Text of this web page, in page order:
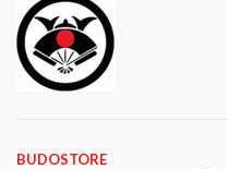
BUDOSTORE